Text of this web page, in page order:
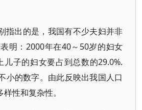
指出的是，我国有不少夫妇并非
明：2000年在40～50岁的妇女
子的妇女要占到总数的29.0%.
小的数字。由此反映出我国人口
性和复杂性。